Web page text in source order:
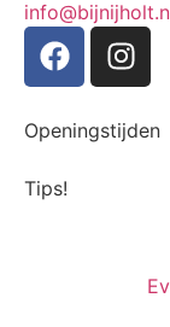
Openingstijden
Tips!